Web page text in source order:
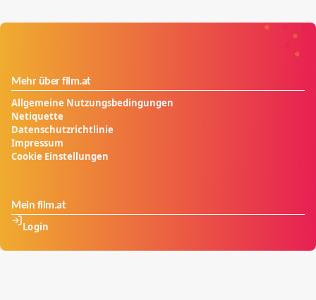
Mehr über film.at
Allgemeine Nutzungsbedingungen
Netiquette
Datenschutzrichtlinie
Impressum
Cookie Einstellungen
Mein film.at
Login